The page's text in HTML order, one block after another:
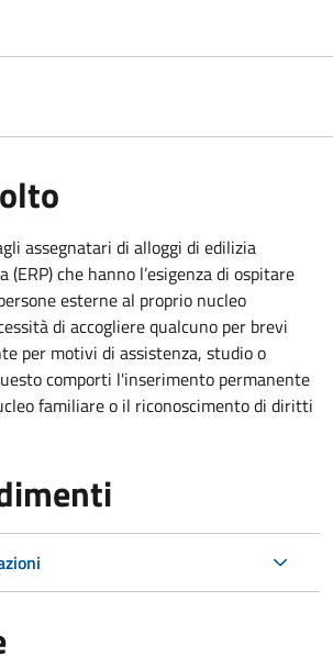
assegnatari di alloggi di edilizia
(ERP) che hanno l’esigenza di ospitare
esterne al proprio nucleo
di accogliere qualcuno per brevi
per motivi di assistenza, studio o
comporti l'inserimento permanente
familiare o il riconoscimento di diritti